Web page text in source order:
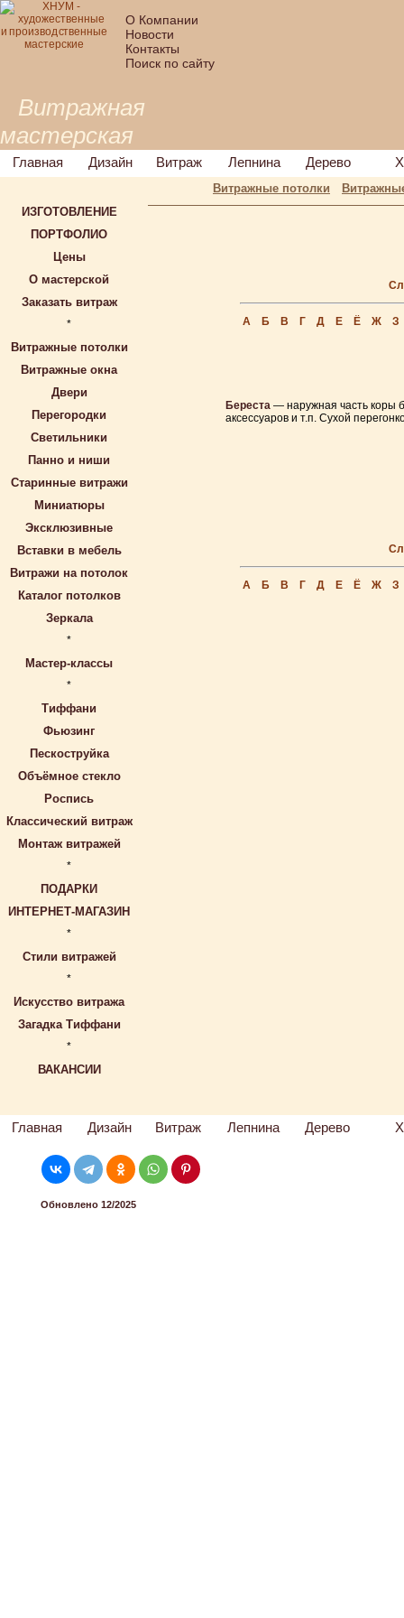
О Компании
Новости
Контакты
Поиск по сайту
Витражная
мастерская
Главная Дизайн Витраж Лепнина Дерево
Витражные потолки
ИЗГОТОВЛЕНИЕ
ПОРТФОЛИО
Цены
О мастерской
Заказать витраж
*
Витражные потолки
Витражные окна
Двери
Перегородки
Светильники
Панно и ниши
Старинные витражи
Миниатюры
Эксклюзивные
Вставки в мебель
Витражи на потолок
Каталог потолков
Зеркала
*
Мастер-классы
*
Тиффани
Фьюзинг
Пескоструйка
Объёмное стекло
Роспись
Классический витраж
Монтаж витражей
*
ПОДАРКИ
ИНТЕРНЕТ-МАГАЗИН
*
Стили витражей
*
Искусство витража
Загадка Тиффани
*
ВАКАНСИИ
А Б В Г Д Е Ё Ж З
Береста — наружная часть коры
аксессуаров и т.п. Сухой
А Б В Г Д Е Ё Ж З
Главная Дизайн Витраж Лепнина Дерево
Обновлено 12/2025